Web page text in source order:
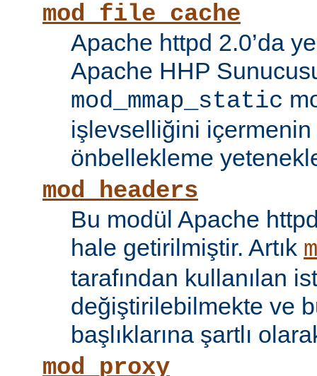
mod_file_cache
Apache httpd 2.0’da
Apache HHP
mod_mmap_static
işlevselliğini içermenin
önbellekleme
mod_headers
Bu modül Apache
hale getirilmiştir. Artık
tarafından kullanılan
değiştirilebilmekte ve
başlıklarına şartlı
mod_proxy